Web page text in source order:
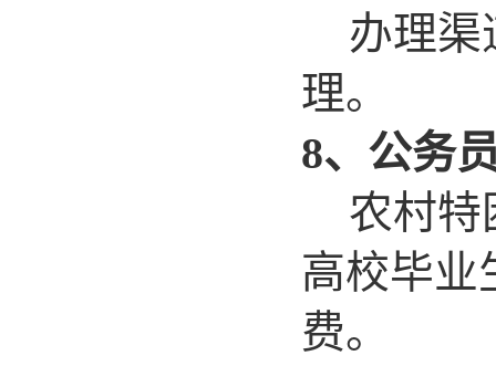
办理渠
理。
8、公务
农村特
高校毕业
费。